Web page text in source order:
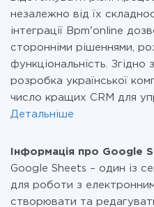
незалежно від їх
інтеграції Bpm'online
сторонніми рішеннями,
функціональність.
розробка української
число кращих CRM для
Детальніше
Інформація про Google
Google Sheets – один із
для роботи з
створювати та